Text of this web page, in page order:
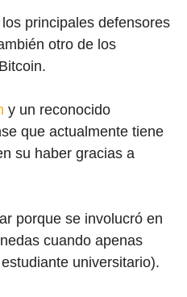
principales defensores
otro de los
oin.
y un reconocido
que actualmente tiene
su haber gracias a
porque se involucró en
cuando apenas
universitario).